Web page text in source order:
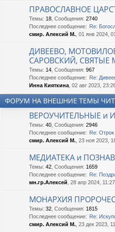
ПРАВОСЛАВНОЕ
Темы: 18 Сообщения: 2740
Последнее сообщение: Re:
смир. Алексий М. , 01 янв 2024,
ДИВЕЕВО,
САРОВСКИЙ,
Темы: 14 Сообщения: 967
Последнее сообщение: Re:
Инна Кияткина , 02 авг 2023,
ФОРУМ НА ВНЕШНИЕ ТЕМЫ
ВЕРОУЧИТЕЛЬНЫЕ и
Темы: 40 Сообщения: 2946
Последнее сообщение: Re:
смир. Алексий М. , 23 ноя 2023,
МЕДИАТЕКА и
Темы: 42 Сообщения: 1659
Последнее сообщение: Re:
мн.гр.Алексей , 28 апр 2024, 11:27
МОНАРХИЯ
Темы: 32 Сообщения: 1815
Последнее сообщение: Re:
смир. Алексий М. , 23 дек 2023,